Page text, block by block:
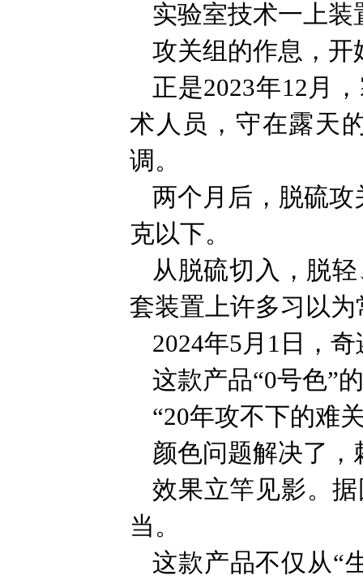
实验室技术一上
攻关组的作息，开
正是2023年12月
术人员，守在露天
调。
两个月后，脱硫
克以下。
从脱硫切入，脱
套装置上许多习以
2024年5月1日，
这款产品“0号色”
“20年攻不下的难
颜色问题解决了
效果立竿见影。
当。
这款产品不仅从“